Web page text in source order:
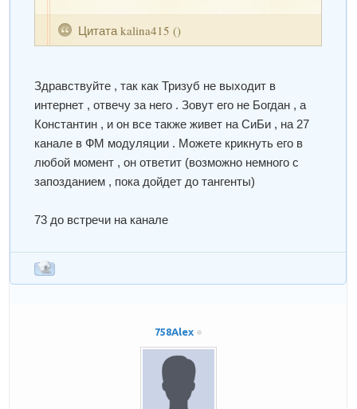
Цитата kalina415 ()
Здравствуйте , так как Тризуб не выходит в
интернет , отвечу за него . Зовут его не Богдан , а
Константин , и он все также живет на СиБи , на 27
канале в ФМ модуляции . Можете крикнуть его в
любой момент , он ответит (возможно немного с
запозданием , пока дойдет до тангенты)
73 до встречи на канале
758Alex